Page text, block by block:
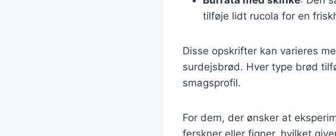
tilføje lidt rucola for en
Disse opskrifter kan varieres
surdejsbrød. Hver type brød
smagsprofil.
For dem, der ønsker at
ferskner eller figner, hvilket